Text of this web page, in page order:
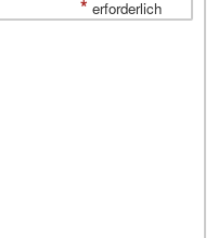
* erforderlich